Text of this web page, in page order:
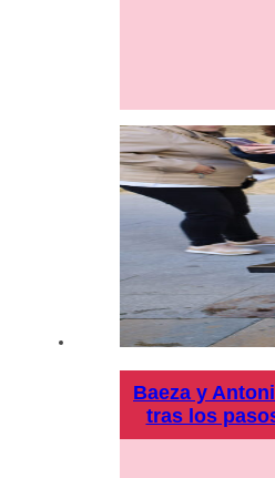
Baeza y
tras los